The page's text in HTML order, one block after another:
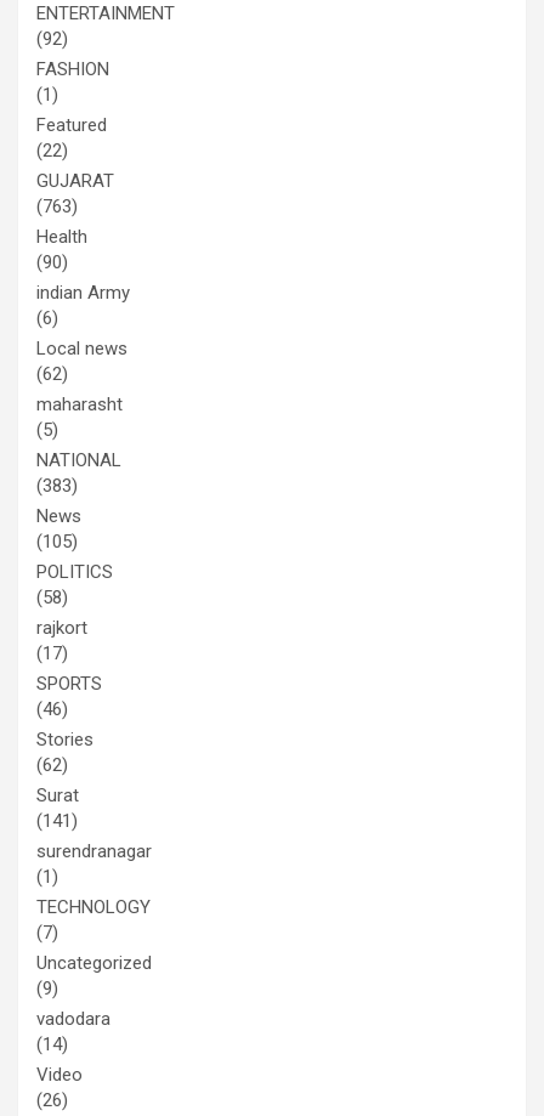
ENTERTAINMENT
(92)
FASHION
(1)
Featured
(22)
GUJARAT
(763)
Health
(90)
indian Army
(6)
Local news
(62)
maharasht
(5)
NATIONAL
(383)
News
(105)
POLITICS
(58)
rajkort
(17)
SPORTS
(46)
Stories
(62)
Surat
(141)
surendranagar
(1)
TECHNOLOGY
(7)
Uncategorized
(9)
vadodara
(14)
Video
(26)